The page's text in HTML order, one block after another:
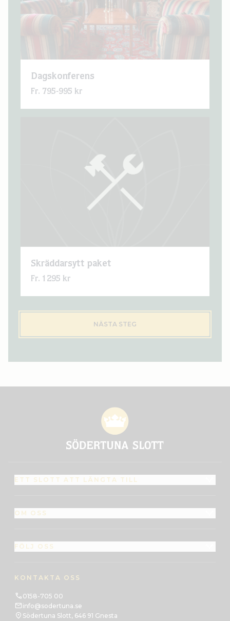
Dagskonferens
Fr. 795-995 kr
Skräddarsytt paket
Fr. 1295 kr
ETT SLOTT ATT LÄNGTA TILL
OM OSS
FÖLJ OSS
KONTAKTA OSS
0158-705 00
info@sodertuna.se
Södertuna Slott, 646 91 Gnesta